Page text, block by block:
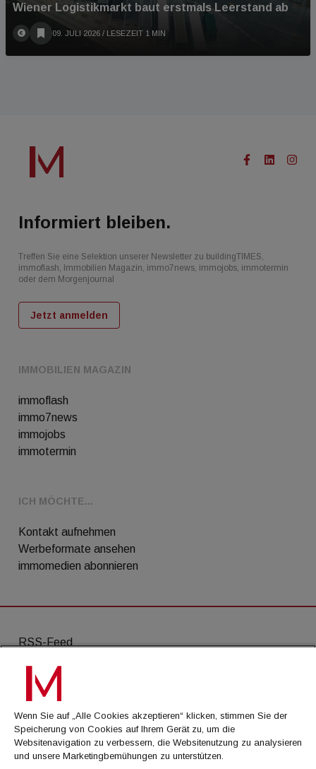
Wiener Logistikmarkt baut erstmals Leerstand ab
09. JULI 2026 / LESEZEIT 1 MIN
IMMOBILIEN MAGAZIN
immoflash
immo7news
immojobs
immotermin
ICH MÖCHTE...
Kontakt aufnehmen
Werbeformate ansehen
immomedien abonnieren
Informiert bleiben.
Treffen Sie eine Selektion unserer Newsletter zu buildingTIMES,
immoflash, Immobilien Magazin, immo7news, immojobs, immotermin
oder dem Morgenjournal
Jetzt anmelden
RSS-Feed
AGB
Datenschutz
Kontakt
Impressum
Wenn Sie auf „Alle Cookies akzeptieren“ klicken, stimmen Sie der
Speicherung von Cookies auf Ihrem Gerät zu, um die
Websitenavigation zu verbessern, die Websitenutzung zu analysieren
und unsere Marketingbemühungen zu unterstützen.